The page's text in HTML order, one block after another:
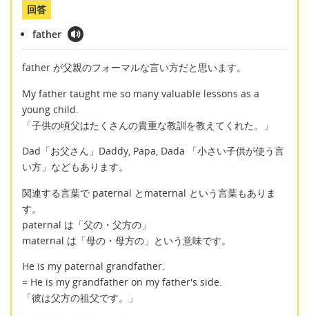
回答
father
father が父親のフォーマルな言い方だと思います。
My father taught me so many valuable lessons as a
young child.
「子供の頃父はたくさんの貴重な教訓を教えてくれた。」
Dad「お父さん」Daddy, Papa, Dada 「小さい子供が使う言
い方」などもあります。
関連する言葉で paternal とmaternal という言葉もありま
す。
paternal は「父の・父方の」
maternal は「母の・母方の」という意味です。
He is my paternal grandfather.
= He is my grandfather on my father's side.
「彼は父方の祖父です。」